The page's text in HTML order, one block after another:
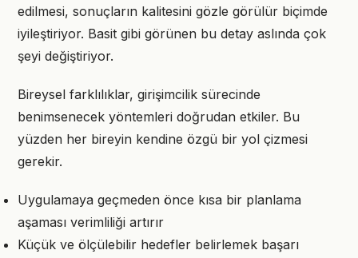
edilmesi, sonuçların kalitesini gözle görülür biçimde
iyileştiriyor. Basit gibi görünen bu detay aslında çok
şeyi değiştiriyor.
Bireysel farklılıklar, girişimcilik sürecinde
benimsenecek yöntemleri doğrudan etkiler. Bu
yüzden her bireyin kendine özgü bir yol çizmesi
gerekir.
Uygulamaya geçmeden önce kısa bir planlama
aşaması verimliliği artırır
Küçük ve ölçülebilir hedefler belirlemek başarı